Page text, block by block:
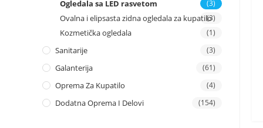
Ogledala sa LED rasvetom (3)
Ovalna i elipsasta zidna ogledala za kupatilo(3)
Kozmetička ogledala (1)
Sanitarije (3)
Galanterija (61)
Oprema Za Kupatilo (4)
Dodatna Oprema I Delovi (154)